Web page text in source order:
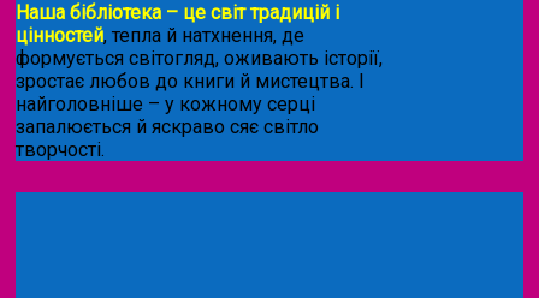
Наша бібліотека – це світ традицій і
цінностей, тепла й натхнення, де
формується світогляд, оживають історії,
зростає любов до книги й мистецтва. І
найголовніше – у кожному серці
запалюється й яскраво сяє світло
творчості.